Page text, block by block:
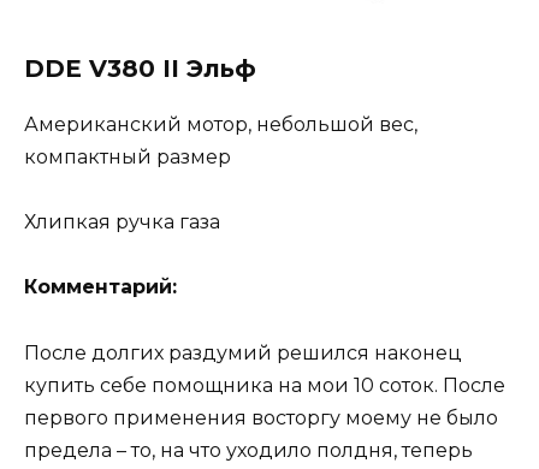
DDE V380 II Эльф
Американский мотор, небольшой вес,
компактный размер
Хлипкая ручка газа
Комментарий:
После долгих раздумий решился наконец
купить себе помощника на мои 10 соток. После
первого применения восторгу моему не было
предела – то, на что уходило полдня, теперь